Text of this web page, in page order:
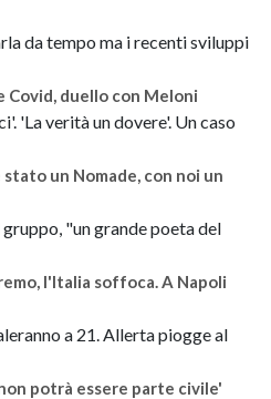
da tempo ma i recenti sviluppi
Covid, duello con Meloni
'La verità un dovere'. Un caso
un Nomade, con noi un
"un grande poeta del
l'Italia soffoca. A Napoli
a 21. Allerta piogge al
potrà essere parte civile'